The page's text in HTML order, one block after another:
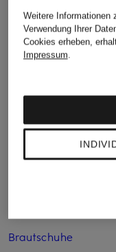
Anzüge für Herren
Bademäntel für
Brautschuhe
Weitere Informationen
Verwendung Ihrer
Cookies erheben,
Impressum.